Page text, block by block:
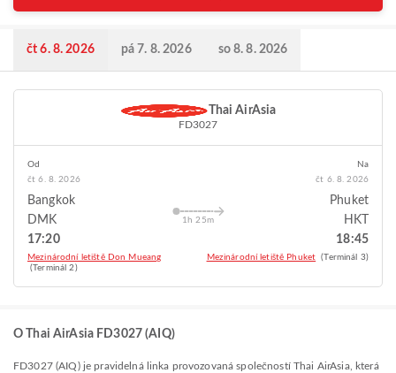
čt 6. 8. 2026 pá 7. 8. 2026 so 8. 8. 2026
Thai AirAsia
FD3027
Od
čt 6. 8. 2026
Bangkok
DMK
17:20
Mezinárodní letiště Don Mueang
(Terminál 2)
1h 25m
Na
čt 6. 8. 2026
Phuket
HKT
18:45
Mezinárodní letiště Phuket (Terminál 3)
O Thai AirAsia FD3027 (AIQ)
FD3027(AIQ) je pravidelná linka provozovaná společností Thai AirAsia, která